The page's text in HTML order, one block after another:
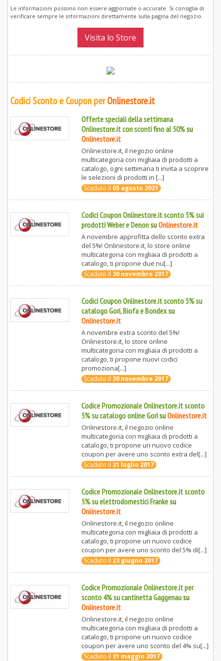
Le informazioni possono non essere aggiornate o accurate. Si consiglia di
verificare sempre le informazioni direttamente sulla pagina del negozio.
Visita lo Store
Codici Sconto e Coupon perOnlinestore.it
Offerte speciali della settimana
Onlinestore.it con sconti fino al 50%su
Onlinestore.it
Onlinestore.it, il negozio online
multicategoria con migliaia di prodotti a
catalogo, ogni settimana ti invita a scoprire
le selezioni di prodotti in [...]
Scaduto il 05 agosto 2021
Codici Coupon Onlinestore.it sconto 5% sui
prodotti Weber e DenonsuOnlinestore.it
A novembre approfitta dello sconto extra
del 5%! Onlinestore.it, lo store online
multicategoria con migliaia di prodotti a
catalogo, ti propone due nu[...]
Scaduto il 30 novembre 2017
Codici Coupon Onlinestore.it sconto 5% su
catalogo Gori, Biofa e Bondexsu
Onlinestore.it
A novembre extra sconto del 5%!
Onlinestore.it, lo store online
multicategoria con migliaia di prodotti a
catalogo, ti propone nuovi codici
promoziona[...]
Scaduto il 30 novembre 2017
Codice Promozionale Onlinestore.it sconto
5% su catalogo online GorisuOnlinestore.it
Onlinestore.it, il negozio online
multicategoria con migliaia di prodotti a
catalogo, ti propone un nuovo codice
coupon per avere uno sconto extra del[...]
Scaduto il 31 luglio 2017
Codice Promozionale Onlinestore.it sconto
5% su elettrodomestici Frankesu
Onlinestore.it
Onlinestore.it, il negozio online
multicategoria con migliaia di prodotti a
catalogo, ti propone un nuovo codice
coupon per avere uno sconto del 5% di[...]
Scaduto il 23 giugno 2017
Codice Promozionale Onlinestore.it per
sconto 4% su cantinetta Gaggenausu
Onlinestore.it
Onlinestore.it, il negozio online
multicategoria con migliaia di prodotti a
catalogo, ti propone un nuovo codice
coupon per avere uno sconto del 4% su[...]
Scaduto il 31 maggio 2017